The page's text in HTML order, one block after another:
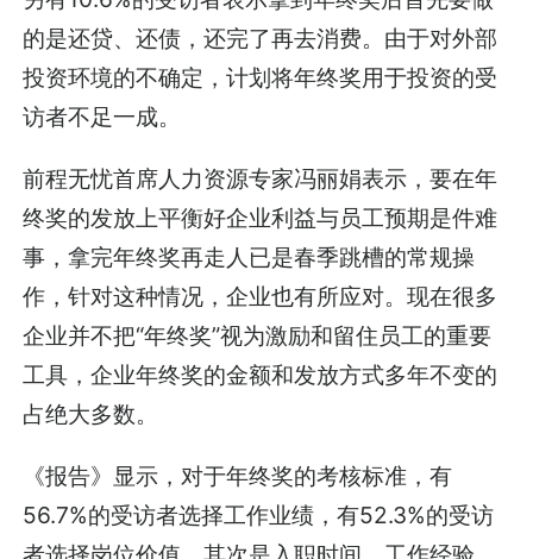
的是还贷、还债，还完了再去消费。由于对外部
投资环境的不确定，计划将年终奖用于投资的受
访者不足一成。
前程无忧首席人力资源专家冯丽娟表示，要在年
终奖的发放上平衡好企业利益与员工预期是件难
事，拿完年终奖再走人已是春季跳槽的常规操
作，针对这种情况，企业也有所应对。现在很多
企业并不把“年终奖”视为激励和留住员工的重要
工具，企业年终奖的金额和发放方式多年不变的
占绝大多数。
《报告》显示，对于年终奖的考核标准，有
56.7%的受访者选择工作业绩，有52.3%的受访